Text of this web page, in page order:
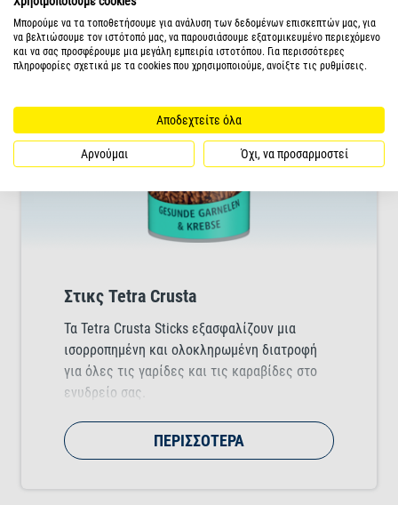
Στικς Tetra Crusta
Τα Tetra Crusta Sticks εξασφαλίζουν μια
ισορροπημένη και ολοκληρωμένη διατροφή
για όλες τις γαρίδες και τις καραβίδες στο
ενυδρείο σας.
ΠΕΡΙΣΣΌΤΕΡΑ
Μπορούμε να τα τοποθετήσουμε για ανάλυση των δεδομένων επισκεπτών μας, για
να βελτιώσουμε τον ιστότοπό μας, να παρουσιάσουμε εξατομικευμένο περιεχόμενο
και να σας προσφέρουμε μια μεγάλη εμπειρία ιστοτόπου. Για περισσότερες
πληροφορίες σχετικά με τα cookies που χρησιμοποιούμε, ανοίξτε τις ρυθμίσεις.
Αποδεχτείτε όλα
Αρνούμαι Όχι, να προσαρμοστεί